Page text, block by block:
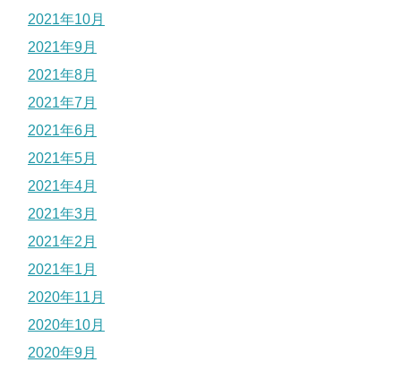
2021年10月
2021年9月
2021年8月
2021年7月
2021年6月
2021年5月
2021年4月
2021年3月
2021年2月
2021年1月
2020年11月
2020年10月
2020年9月